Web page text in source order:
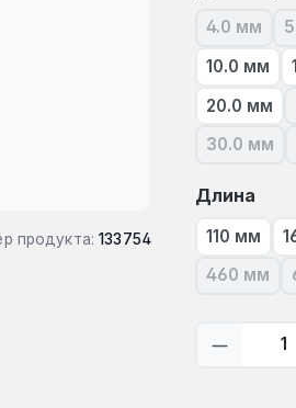
продукта: 133754
4.0 мм
(В
10.0 мм
20.0 мм
30.0 мм
(В
Выберите
Длина
110 мм
460 мм
(В